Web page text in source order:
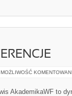
MOŻLIWOŚĆ
AkademikaWF to